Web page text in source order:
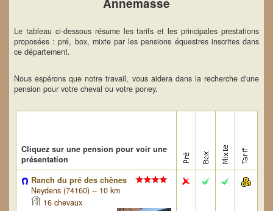
Annemasse
Le tableau ci-dessous résume les tarifs et les principales prestations
proposées : pré, box, mixte par les pensions équestres inscrites dans
ce département.
Nous espérons que notre travail, vous aidera dans la recherche d'une
pension pour votre cheval ou votre poney.
Cliquez sur une pension pour voir une
présentation
Ranch du pré des chênes
Neydens (74160) -- 10 km
16 chevaux